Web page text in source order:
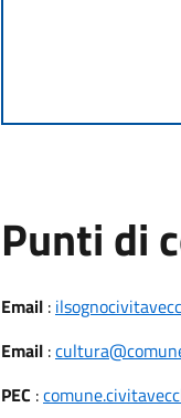
Punti di
Email:
Email:
PEC :